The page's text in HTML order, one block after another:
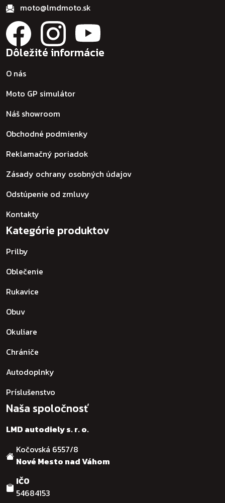
moto@lmdmoto.sk
Dôležité informácie
O nás
Moto GP simulátor
Náš showroom
Obchodné podmienky
Reklamačný poriadok
Zásady ochrany osobných údajov
Odstúpenie od zmluvy
Kontakty
Kategórie produktov
Prilby
Oblečenie
Rukavice
Obuv
Okuliare
Chrániče
Autodoplnky
Príslušenstvo
Naša spoločnosť
LMD autodiely s. r. o.
Kočovská 6557/8
Nové Mesto nad Váhom
IČO
54684153